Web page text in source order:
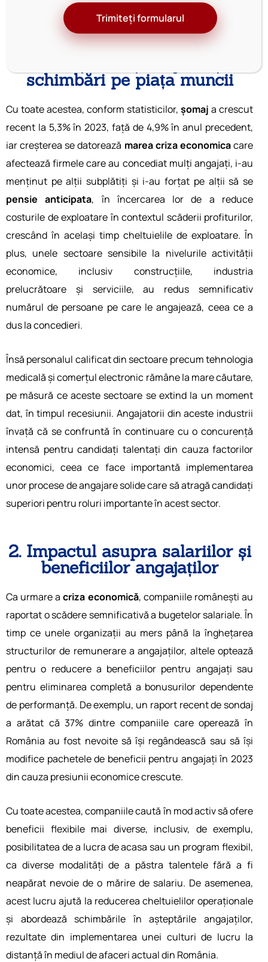
managerilor de resurse umane.
schimbări pe piața muncii
Cu toate acestea, conform statisticilor, șomaj a crescut
recent la 5,3% în 2023, față de 4,9% în anul precedent,
iar creșterea se datorează marea criza economicacare
afectează firmele care au concediat mulți angajați, i-au
menținut pe alții subplătiți și i-au forțat pe alții să se
pensie anticipata, în încercarea lor de a reduce
costurile de exploatare în contextul scăderii profiturilor,
crescând în același timp cheltuielile de exploatare. În
plus, unele sectoare sensibile la nivelurile activității
economice, inclusiv construcțiile, industria
prelucrătoare și serviciile, au redus semnificativ
numărul de persoane pe care le angajează, ceea ce a
dus la concedieri.
Însă personalul calificat din sectoare precum tehnologia
medicală și comerțul electronic rămâne la mare căutare,
pe măsură ce aceste sectoare se extind la un moment
dat, în timpul recesiunii. Angajatorii din aceste industrii
învață că se confruntă în continuare cu o concurență
intensă pentru candidați talentați din cauza factorilor
economici, ceea ce face importantă implementarea
unor procese de angajare solide care să atragă candidați
superiori pentru roluri importante în acest sector.
2. Impactul asupra salariilor și
beneficiilor angajaților
Ca urmare acriza economică, companiile românești au
raportat o scădere semnificativă a bugetelor salariale. În
timp ce unele organizații au mers până la înghețarea
structurilor de remunerare a angajaților, altele optează
pentru o reducere a beneficiilor pentru angajați sau
pentru eliminarea completă a bonusurilor dependente
de performanță. De exemplu, un raport recent de sondaj
a arătat că 37% dintre companiile care operează în
România au fost nevoite să își regândească sau să își
modifice pachetele de beneficii pentru angajați în 2023
din cauza presiunii economice crescute.
Cu toate acestea, companiile caută în mod activ să ofere
beneficii flexibile mai diverse, inclusiv, de exemplu,
posibilitatea de a lucra de acasa sau un program flexibil,
ca diverse modalități de a păstra talentele fără a fi
neapărat nevoie de o mărire de salariu. De asemenea,
acest lucru ajută la reducerea cheltuielilor operaționale
și abordează schimbările în așteptările angajaților,
rezultate din implementarea unei culturi de lucru la
distanță în mediul de afaceri actual din România.
Trimiteți formularul